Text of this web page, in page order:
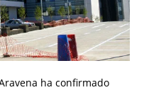
ha confirmado